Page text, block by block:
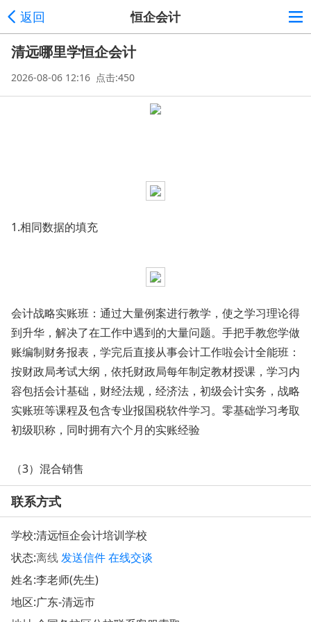
返回 恒企会计
清远哪里学恒企会计
2026-08-06 12:16 点击:450
1.相同数据的填充
会计战略实账班：通过大量例案进行教学，使之学习理论得
到升华，解决了在工作中遇到的大量问题。手把手教您学做
账编制财务报表，学完后直接从事会计工作啦会计全能班：
按财政局考试大纲，依托财政局每年制定教材授课，学习内
容包括会计基础，财经法规，经济法，初级会计实务，战略
实账班等课程及包含专业报国税软件学习。零基础学习考取
初级职称，同时拥有六个月的实账经验
（3）混合销售
联系方式
学校:清远恒企会计培训学校
状态:离线发送信件在线交谈
姓名:李老师(先生)
地区:广东-清远市